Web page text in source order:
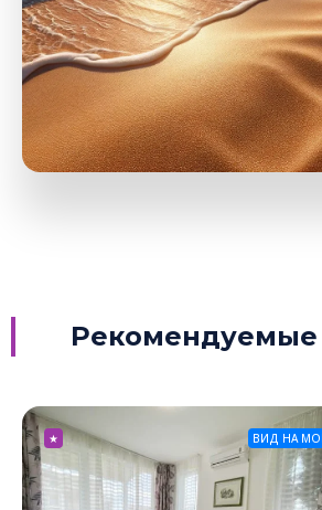
Рекомендуемые
★ ВИД НА